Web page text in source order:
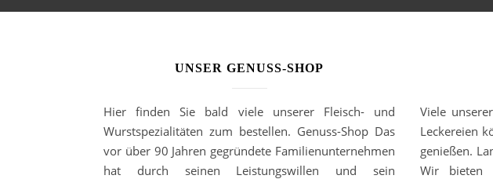
UNSER GENUSS-SHOP
Hier finden Sie bald viele unserer Fleisch- und
Wurstspezialitäten zum bestellen. Genuss-Shop Das
vor über 90 Jahren gegründete Familienunternehmen
hat durch seinen Leistungswillen und sein
Viele
Leckereien
genießen.
Wir bieten